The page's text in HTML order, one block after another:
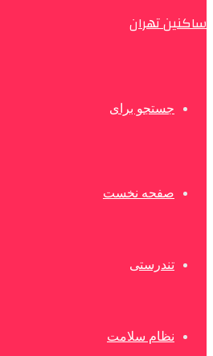
ساکنین تهران
جستجو برای
صفحه نخست
تندرستی
نظام سلامت